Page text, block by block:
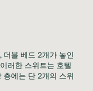
블 베드 2개가 놓인
러한 스위트는 호텔
에는 단 2개의 스위